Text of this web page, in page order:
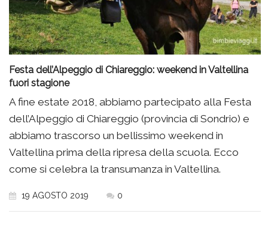
Festa dell’Alpeggio di Chiareggio: weekend in Valtellina
fuori stagione
A fine estate 2018, abbiamo partecipato alla Festa
dell’Alpeggio di Chiareggio (provincia di Sondrio) e
abbiamo trascorso un bellissimo weekend in
Valtellina prima della ripresa della scuola. Ecco
come si celebra la transumanza in Valtellina.
19 AGOSTO 2019 0